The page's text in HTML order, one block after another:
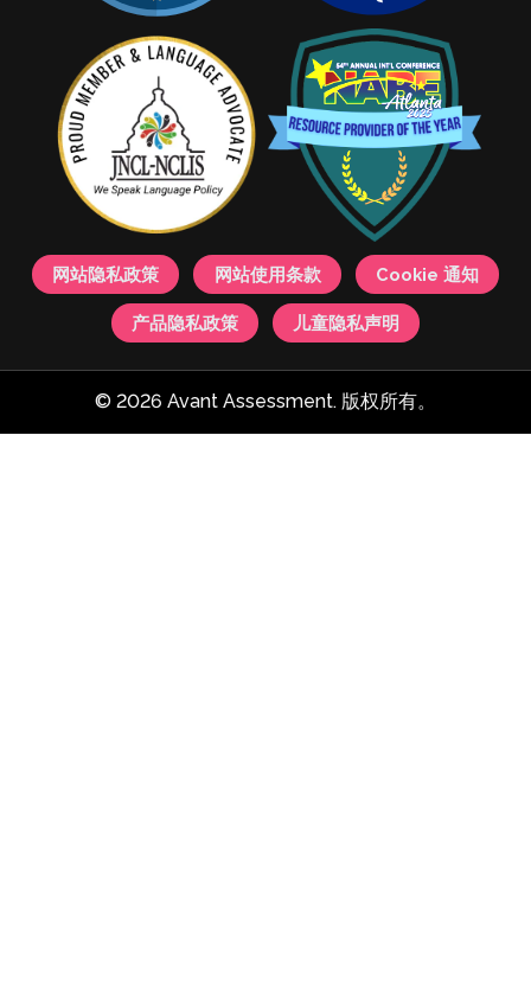
网站隐私政策 网站使用条款 Cookie 通知
产品隐私政策 儿童隐私声明
© 2026 Avant Assessment. 版权所有。